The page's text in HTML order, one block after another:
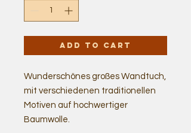
Add to Cart
Wunderschönes großes Wandtuch,
mit verschiedenen traditionellen
Motiven auf hochwertiger
Baumwolle.